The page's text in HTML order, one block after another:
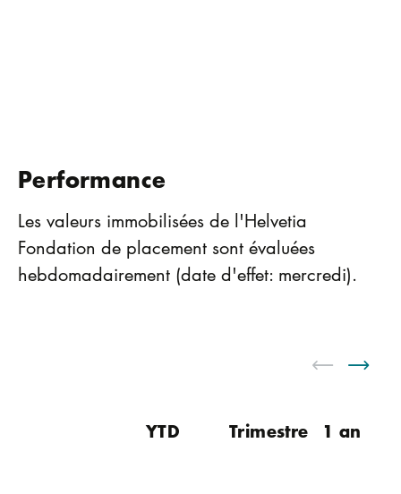
Performance
Les valeurs immobilisées de l'Helvetia
Fondation de placement sont évaluées
hebdomadairement (date d'effet: mercredi).
YTD Trimestre 1 an